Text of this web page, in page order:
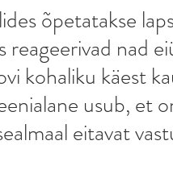
õpetatakse
reageerivad nad
kohaliku käest
usub, et
eitavat